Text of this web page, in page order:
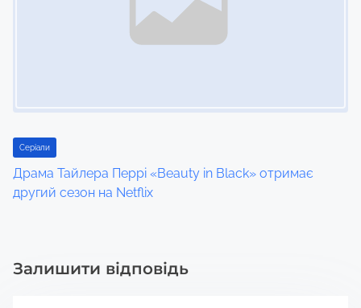
Серіали
Драма Тайлера Перрі «Beauty in Black» отримає
другий сезон на Netflix
Залишити відповідь